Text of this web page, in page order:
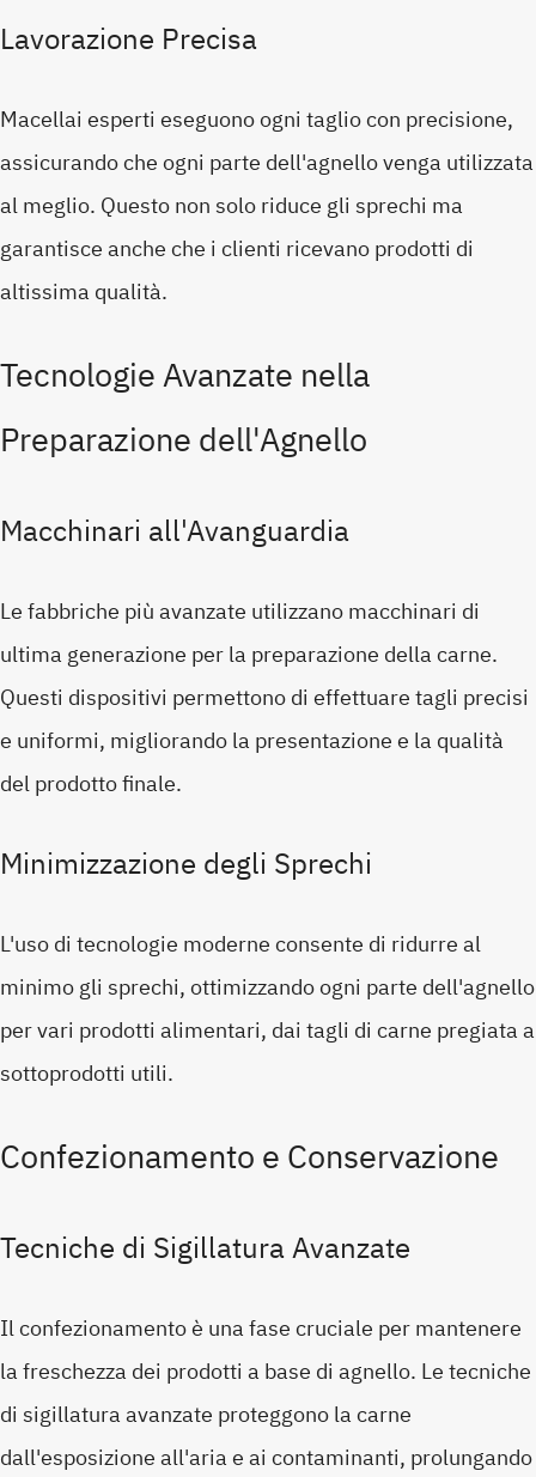
Lavorazione Precisa
Macellai esperti eseguono ogni taglio con precisione,
assicurando che ogni parte dell'agnello venga utilizzata
al meglio. Questo non solo riduce gli sprechi ma
garantisce anche che i clienti ricevano prodotti di
altissima qualità.
Tecnologie Avanzate nella
Preparazione dell'Agnello
Macchinari all'Avanguardia
Le fabbriche più avanzate utilizzano macchinari di
ultima generazione per la preparazione della carne.
Questi dispositivi permettono di effettuare tagli precisi
e uniformi, migliorando la presentazione e la qualità
del prodotto finale.
Minimizzazione degli Sprechi
L'uso di tecnologie moderne consente di ridurre al
minimo gli sprechi, ottimizzando ogni parte dell'agnello
per vari prodotti alimentari, dai tagli di carne pregiata a
sottoprodotti utili.
Confezionamento e Conservazione
Tecniche di Sigillatura Avanzate
Il confezionamento è una fase cruciale per mantenere
la freschezza dei prodotti a base di agnello. Le tecniche
di sigillatura avanzate proteggono la carne
dall'esposizione all'aria e ai contaminanti, prolungando